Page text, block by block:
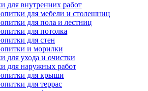
для внутренних работ
для мебели и столешниц
для пола и лестниц
для потолка
для стен
и морилки
для ухода и очистки
для наружных работ
для крыши
для террас